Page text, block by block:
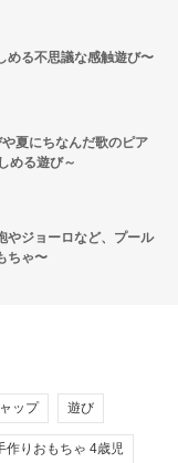
める不思議な感触遊び〜
夏にちなんだ歌のピア
める遊び～
やジョーロなど、プール
ちゃ〜
ップ 遊び
作りおもちゃ 4歳児